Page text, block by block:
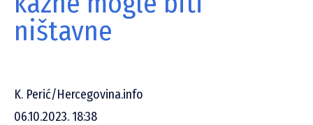
ništavne
K. Perić/Hercegovina.info
06.10.2023. 18:38